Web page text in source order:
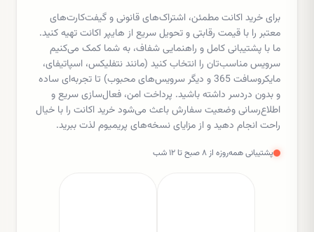
برای خرید اکانت مطمئن، اشتراک‌های قانونی و گیفت‌کارت‌های
معتبر را با قیمت رقابتی و تحویل سریع از هایپر اکانت تهیه کنید.
ما با پشتیبانی کامل و راهنمایی شفاف، به شما کمک می‌کنیم
سرویس مناسب‌تان را انتخاب کنید (مانند نتفلیکس، اسپاتیفای،
مایکروسافت 365 و دیگر سرویس‌های محبوب) تا تجربه‌ای ساده
و بدون دردسر داشته باشید. پرداخت امن، فعال‌سازی سریع و
اطلاع‌رسانی وضعیت سفارش باعث می‌شود خرید اکانت را با خیال
راحت انجام دهید و از مزایای نسخه‌های پریمیوم لذت ببرید.
پشتیبانی همه‌روزه از ۸ صبح تا ۱۲ شب